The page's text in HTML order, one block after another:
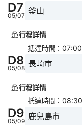
D7
05/07 釜山
行程詳情
抵達時間 ： 07:00
D8
05/08 長崎市
行程詳情
抵達時間 ： 08:30
D9
05/09 鹿兒島市